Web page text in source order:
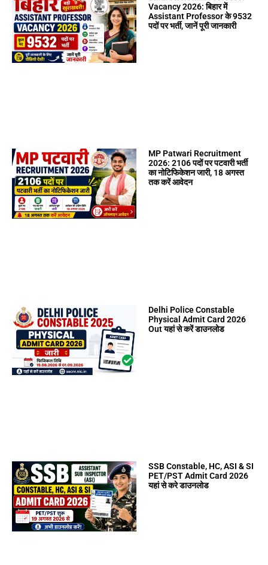
Vacancy 2026: बिहार में
Assistant Professor के 9532
पदों पर भर्ती, जानें पूरी जानकारी
MP Patwari Recruitment
2026: 2106 पदों पर पटवारी भर्ती
का नोटिफिकेशन जारी, 18 अगस्त
तक करें आवेदन
Delhi Police Constable
Physical Admit Card 2026
Out यहां से करें डाउनलोड
SSB Constable, HC, ASI & SI
PET/PST Admit Card 2026
यहां से करे डाउनलोड